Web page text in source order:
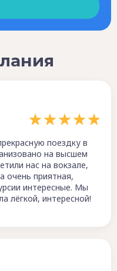
поездку в
на высшем
нас на вокзале,
очень приятная,
интересные. Мы
лёгкой, интересной!